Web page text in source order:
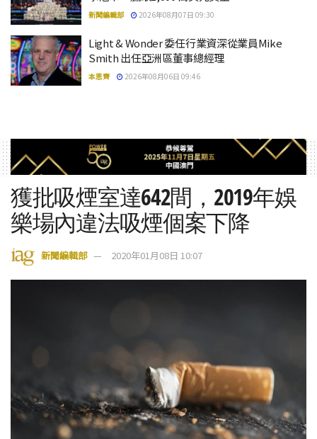
新聞編輯部 2026年08月07日 09:30
Light & Wonder 委任行業資深從業員Mike
Smith 出任亞洲區董事總經理
本思齊 2026年08月06日 09:46
獲批吸煙室達642間，2019年娛
樂場內違法吸煙個案下降
新聞編輯部 2020年01月08日 10:07